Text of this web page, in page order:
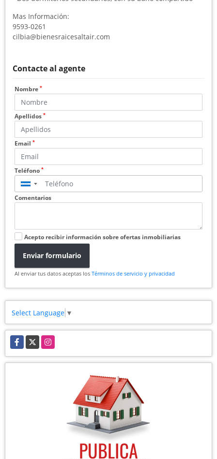
Mas Información:
9593-0261
cilbia@bienesraicesaltair.com
Contacte al agente
Nombre *
Apellidos *
Email *
Teléfono *
▼
Comentarios
Acepto recibir información sobre ofertas inmobiliarias
Enviar formulario
Al enviar tus datos aceptas los Términos de servicio y privacidad
Select Language ▼
Facebook
X Instagram